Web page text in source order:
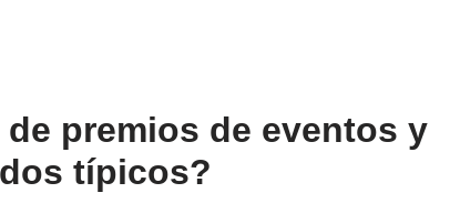
premios de eventos y
típicos?